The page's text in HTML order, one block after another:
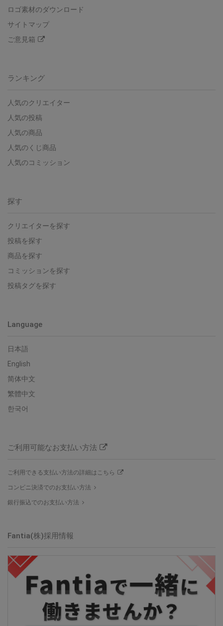
ロゴ素材のダウンロード
サイトマップ
ご意見箱
ランキング
人気のクリエイター
人気の投稿
人気の商品
人気のくじ商品
人気のコミッション
探す
クリエイターを探す
投稿を探す
商品を探す
コミッションを探す
投稿タグを探す
Language
日本語
English
简体中文
繁體中文
한국어
ご利用可能なお支払い方法
ご利用できる支払い方法の詳細はこちら
コンビニ決済でのお支払い方法
銀行振込でのお支払い方法
Fantia(株)採用情報